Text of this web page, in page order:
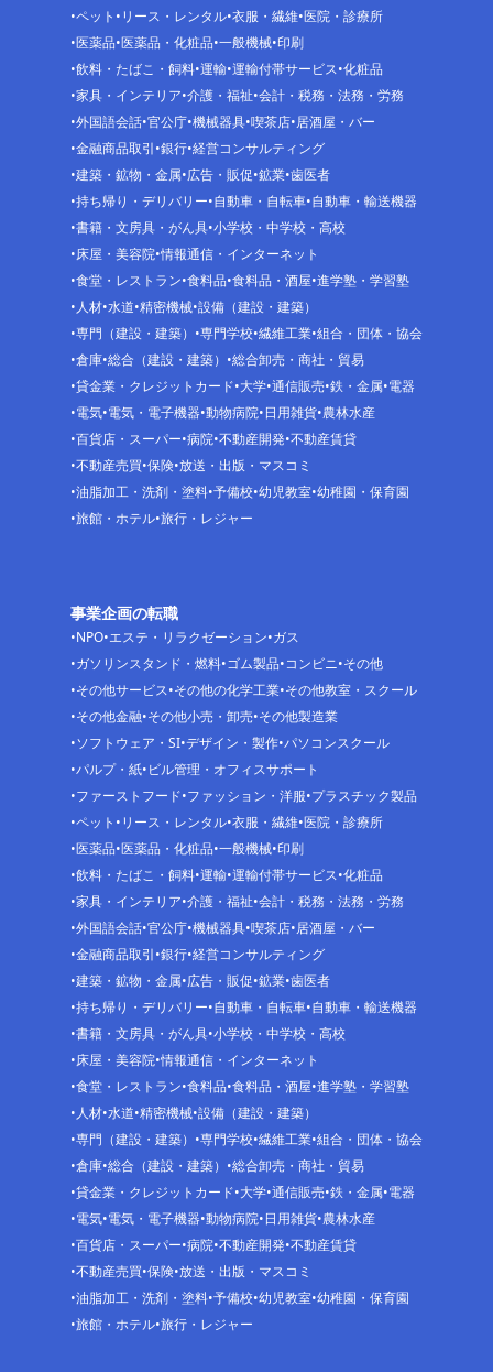
ペット リース・レンタル 衣服・繊維 医院・診療所
医薬品 医薬品・化粧品 一般機械 印刷
飲料・たばこ・飼料 運輸 運輸付帯サービス 化粧品
家具・インテリア 介護・福祉 会計・税務・法務・労務
外国語会話 官公庁 機械器具 喫茶店 居酒屋・バー
金融商品取引 銀行 経営コンサルティング
建築・鉱物・金属 広告・販促 鉱業 歯医者
持ち帰り・デリバリー 自動車・自転車 自動車・輸送機器
書籍・文房具・がん具 小学校・中学校・高校
床屋・美容院 情報通信・インターネット
食堂・レストラン 食料品 食料品・酒屋 進学塾・学習塾
人材 水道 精密機械 設備（建設・建築）
専門（建設・建築）
専門学校 繊維工業 組合・団体・協会
倉庫 総合（建設・建築）
総合卸売・商社・貿易
貸金業・クレジットカード 大学 通信販売 鉄・金属 電器
電気 電気・電子機器 動物病院 日用雑貨 農林水産
百貨店・スーパー 病院 不動産開発 不動産賃貸
不動産売買 保険 放送・出版・マスコミ
油脂加工・洗剤・塗料 予備校 幼児教室 幼稚園・保育園
旅館・ホテル 旅行・レジャー
事業企画の転職
NPO エステ・リラクゼーション ガス
ガソリンスタンド・燃料 ゴム製品 コンビニ その他
その他サービス その他の化学工業 その他教室・スクール
その他金融 その他小売・卸売 その他製造業
ソフトウェア・SI デザイン・製作 パソコンスクール
パルプ・紙 ビル管理・オフィスサポート
ファーストフード ファッション・洋服 プラスチック製品
ペット リース・レンタル 衣服・繊維 医院・診療所
医薬品 医薬品・化粧品 一般機械 印刷
飲料・たばこ・飼料 運輸 運輸付帯サービス 化粧品
家具・インテリア 介護・福祉 会計・税務・法務・労務
外国語会話 官公庁 機械器具 喫茶店 居酒屋・バー
金融商品取引 銀行 経営コンサルティング
建築・鉱物・金属 広告・販促 鉱業 歯医者
持ち帰り・デリバリー 自動車・自転車 自動車・輸送機器
書籍・文房具・がん具 小学校・中学校・高校
床屋・美容院 情報通信・インターネット
食堂・レストラン 食料品 食料品・酒屋 進学塾・学習塾
人材 水道 精密機械 設備（建設・建築）
専門（建設・建築）
専門学校 繊維工業 組合・団体・協会
倉庫 総合（建設・建築）
総合卸売・商社・貿易
貸金業・クレジットカード 大学 通信販売 鉄・金属 電器
電気 電気・電子機器 動物病院 日用雑貨 農林水産
百貨店・スーパー 病院 不動産開発 不動産賃貸
不動産売買 保険 放送・出版・マスコミ
油脂加工・洗剤・塗料 予備校 幼児教室 幼稚園・保育園
旅館・ホテル 旅行・レジャー